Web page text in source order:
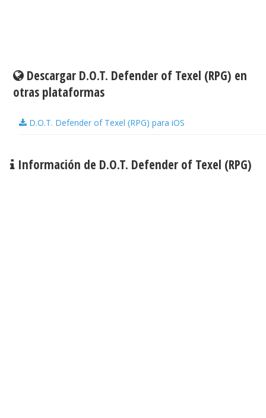
Descargar D.O.T. Defender of Texel (RPG) en
otras plataformas
D.O.T. Defender of Texel (RPG) para iOS
Información de D.O.T. Defender of Texel (RPG)